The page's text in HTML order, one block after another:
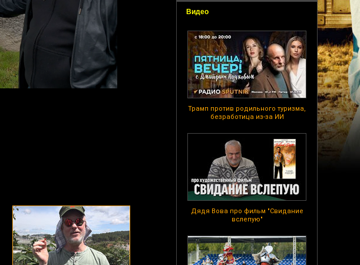
Видео
Трамп против родильного туризма,
безработица из-за ИИ
Дядя Вова про фильм "Свидание
вслепую"